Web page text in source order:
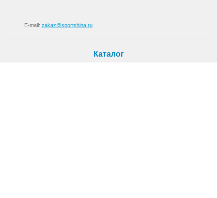
E-mail: zakaz@sportshina.ru
Каталог